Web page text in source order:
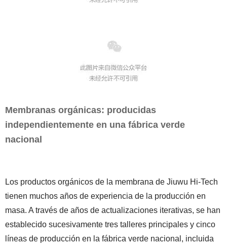
Membranas orgánicas: producidas
independientemente en una fábrica verde
nacional
Los productos orgánicos de la membrana de Jiuwu Hi-Tech
tienen muchos años de experiencia de la producción en
masa. A través de años de actualizaciones iterativas, se han
establecido sucesivamente tres talleres principales y cinco
líneas de producción en la fábrica verde nacional, incluida